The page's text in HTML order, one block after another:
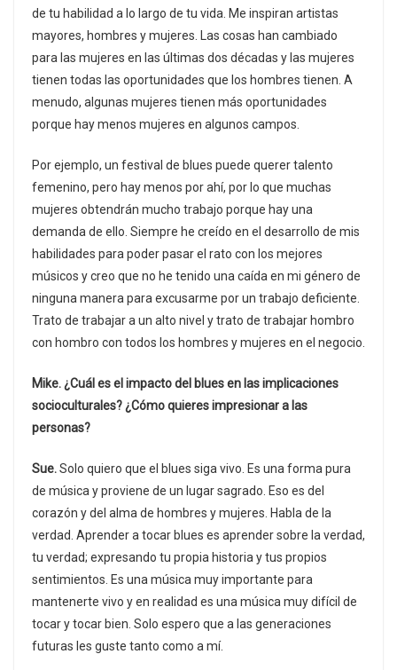
de tu habilidad a lo largo de tu vida. Me inspiran artistas
mayores, hombres y mujeres. Las cosas han cambiado
para las mujeres en las últimas dos décadas y las mujeres
tienen todas las oportunidades que los hombres tienen. A
menudo, algunas mujeres tienen más oportunidades
porque hay menos mujeres en algunos campos.
Por ejemplo, un festival de blues puede querer talento
femenino, pero hay menos por ahí, por lo que muchas
mujeres obtendrán mucho trabajo porque hay una
demanda de ello. Siempre he creído en el desarrollo de mis
habilidades para poder pasar el rato con los mejores
músicos y creo que no he tenido una caída en mi género de
ninguna manera para excusarme por un trabajo deficiente.
Trato de trabajar a un alto nivel y trato de trabajar hombro
con hombro con todos los hombres y mujeres en el negocio.
Mike. ¿Cuál es el impacto del blues en las implicaciones
socioculturales? ¿Cómo quieres impresionar a las
personas?
Sue.Solo quiero que el blues siga vivo. Es una forma pura
de música y proviene de un lugar sagrado. Eso es del
corazón y del alma de hombres y mujeres. Habla de la
verdad. Aprender a tocar blues es aprender sobre la verdad,
tu verdad; expresando tu propia historia y tus propios
sentimientos. Es una música muy importante para
mantenerte vivo y en realidad es una música muy difícil de
tocar y tocar bien. Solo espero que a las generaciones
futuras les guste tanto como a mí.